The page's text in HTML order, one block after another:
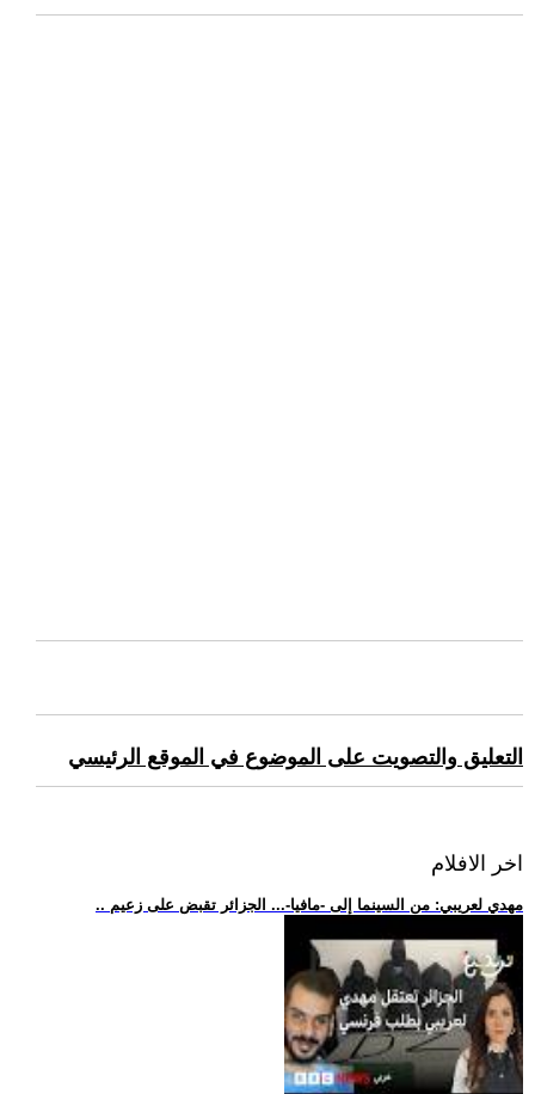
التعليق والتصويت على الموضوع في الموقع الرئيسي
اخر الافلام
.. مهدي لعريبي: من السينما إلى -مافيا-... الجزائر تقبض على زعيم